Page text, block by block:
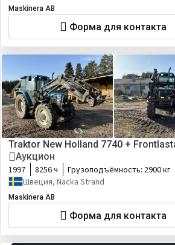
Maskinera AB
Форма для контакта
Traktor New Holland 7740 +
Аукцион
1997 8256 ч Грузоподъёмность: 2900 кг
Швеция, Nacka Strand
Maskinera AB
Форма для контакта